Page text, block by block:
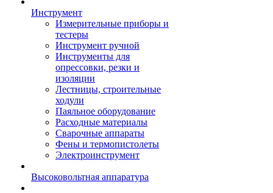
Инструмент
Измерительные приборы и
тестеры
Инструмент ручной
Инструменты для
опрессовки, резки и
изоляции
Лестницы, строительные
ходули
Паяльное оборудование
Расходные материалы
Сварочные аппараты
Фены и термопистолеты
Электроинструмент
Высоковольтная аппаратура